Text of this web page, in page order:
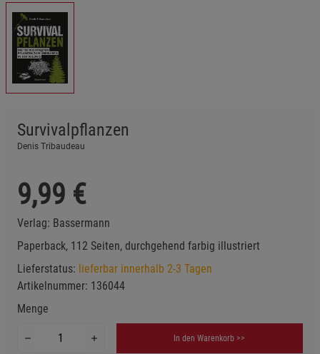
Survivalpflanzen
Denis Tribaudeau
9,99 €
Verlag: Bassermann
Paperback, 112 Seiten, durchgehend farbig illustriert
Lieferstatus: lieferbar innerhalb 2-3 Tagen
Artikelnummer: 136044
Menge
In den Warenkorb >>